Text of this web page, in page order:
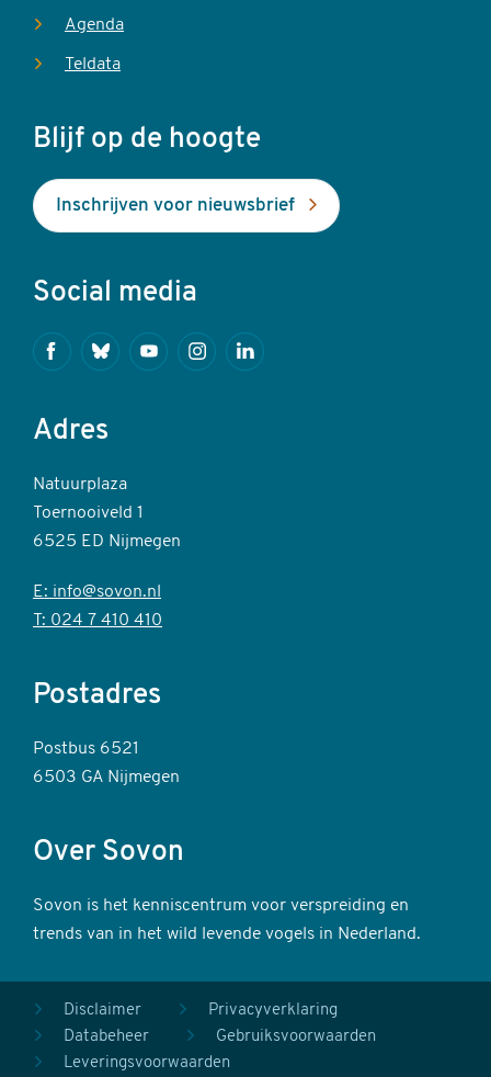
Agenda
Teldata
Blijf op de hoogte
Inschrijven voor nieuwsbrief
Social media
FacebookBlueskyYoutubeInstagramLinkedin
Adres
Natuurplaza
Toernooiveld 1
6525 ED Nijmegen
E: info@sovon.nl
T: 024 7 410 410
Postadres
Postbus 6521
6503 GA Nijmegen
Over Sovon
Sovon is het kenniscentrum voor verspreiding en
trends van in het wild levende vogels in Nederland.
Voet
secundair
Disclaimer
Privacyverklaring
Databeheer
Gebruiksvoorwaarden
Leveringsvoorwaarden